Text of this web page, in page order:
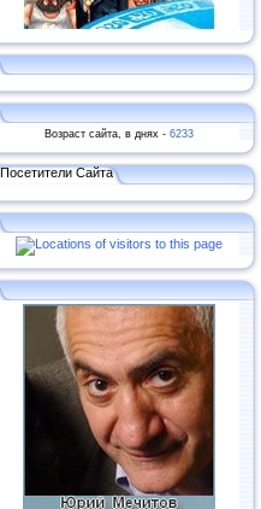
Возраст сайта, в днях - 6233
Посетители Сайта